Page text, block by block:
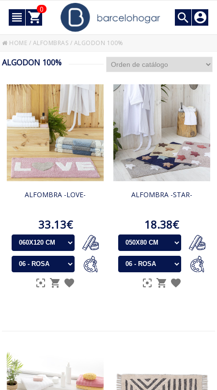
0
HOME / ALFOMBRAS / ALGODON 100%
ALGODON 100%
ALFOMBRA -LOVE-
33.13€
ALFOMBRA -STAR-
18.38€